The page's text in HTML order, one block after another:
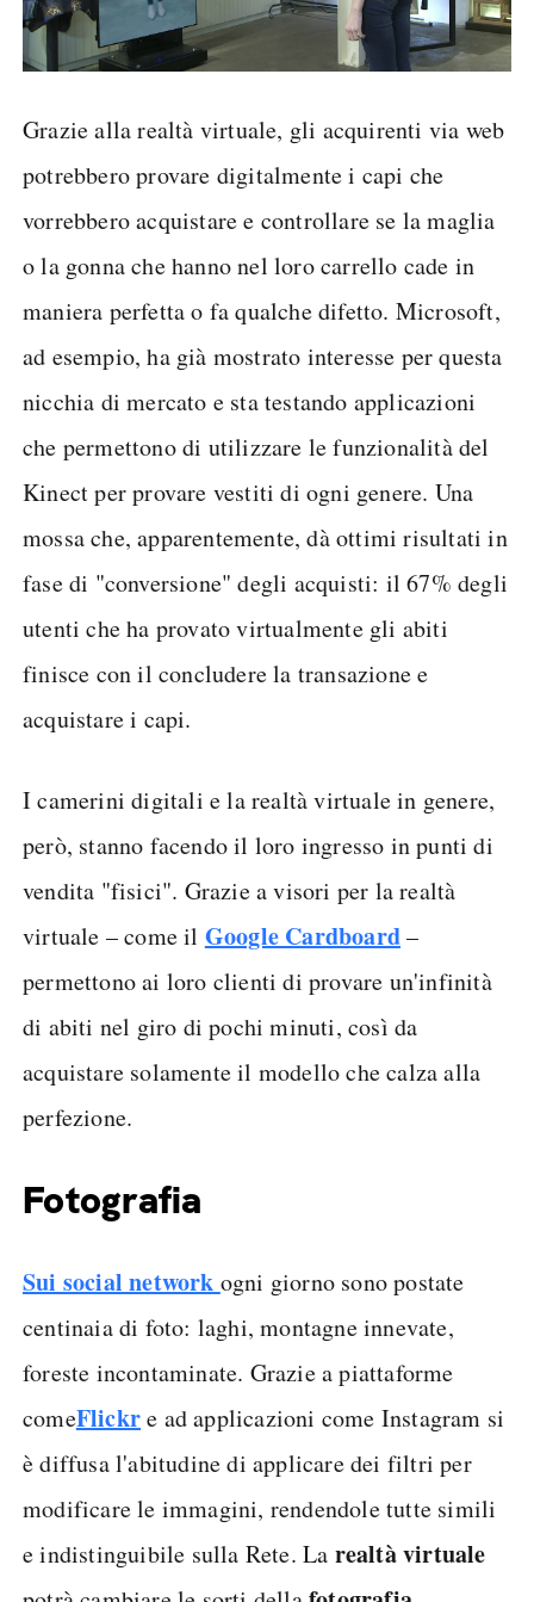
Grazie alla realtà virtuale, gli acquirenti via web
potrebbero provare digitalmente i capi che
vorrebbero acquistare e controllare se la maglia
o la gonna che hanno nel loro carrello cade in
maniera perfetta o fa qualche difetto. Microsoft,
ad esempio, ha già mostrato interesse per questa
nicchia di mercato e sta testando applicazioni
che permettono di utilizzare le funzionalità del
Kinect per provare vestiti di ogni genere. Una
mossa che, apparentemente, dà ottimi risultati in
fase di "conversione" degli acquisti: il 67% degli
utenti che ha provato virtualmente gli abiti
finisce con il concludere la transazione e
acquistare i capi.
I camerini digitali e la realtà virtuale in genere,
però, stanno facendo il loro ingresso in punti di
vendita "fisici". Grazie a visori per la realtà
virtuale – come il Google Cardboard–
permettono ai loro clienti di provare un'infinità
di abiti nel giro di pochi minuti, così da
acquistare solamente il modello che calza alla
perfezione.
Fotografia
Sui social network ogni giorno sono postate
centinaia di foto: laghi, montagne innevate,
foreste incontaminate. Grazie a piattaforme
comeFlickre ad applicazioni come Instagram si
è diffusa l'abitudine di applicare dei filtri per
modificare le immagini, rendendole tutte simili
e indistinguibile sulla Rete. La realtà virtuale